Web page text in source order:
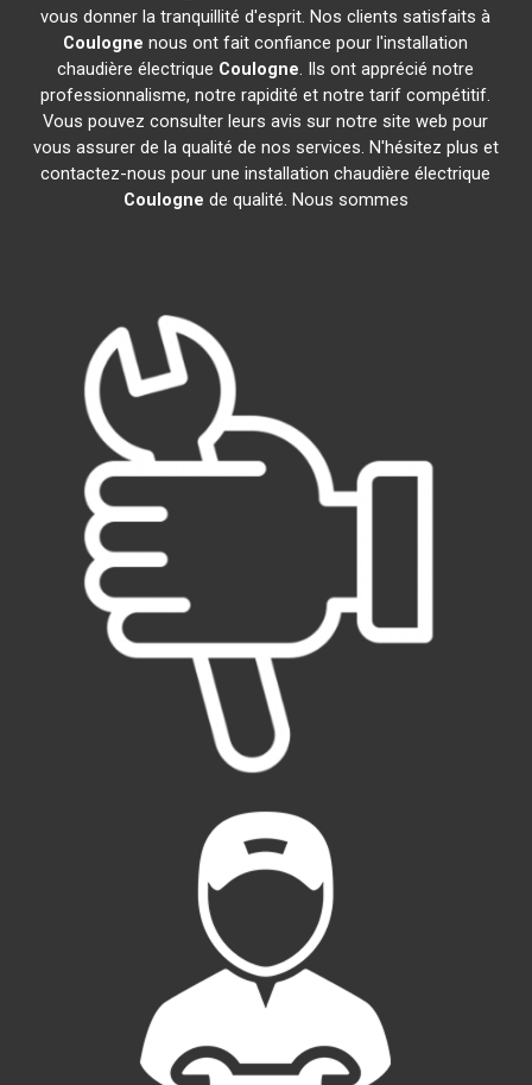
vous donner la tranquillité d'esprit. Nos clients satisfaits à
Coulogne nous ont fait confiance pour l'installation
chaudière électrique Coulogne. Ils ont apprécié notre
professionnalisme, notre rapidité et notre tarif compétitif.
Vous pouvez consulter leurs avis sur notre site web pour
vous assurer de la qualité de nos services. N'hésitez plus et
contactez-nous pour une installation chaudière électrique
Coulogne de qualité. Nous sommes